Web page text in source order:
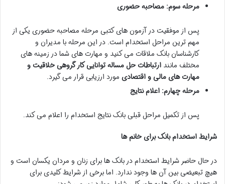
مرحله سوم: مصاحبه حضوری
پس از موفقیت در آزمون های کتبی مرحله مصاحبه حضوری یکی از
مهم ترین مراحل استخدام است. در این مرحله با مدیران و
کارشناسان بانک ملاقات می کنید و مهارت های شما در زمینه های
مختلف مانند ارتباطات حل مساله توانایی کار گروهی خلاقیت و
مهارت های مالی و اقتصادی مورد ارزیابی قرار می گیرد.
مرحله چهارم: اعلام نتایج
پس از تکمیل مراحل قبلی بانک نتایج استخدام را اعلام می کند.
شرایط استخدام بانک برای خانم ها
در حال حاضر شرایط استخدام در بانک ها برای زنان و مردان یکسان است و
هیچ تبعیضی بین آن ها وجود ندارد. اما برخی از شرایط کلیدی برای